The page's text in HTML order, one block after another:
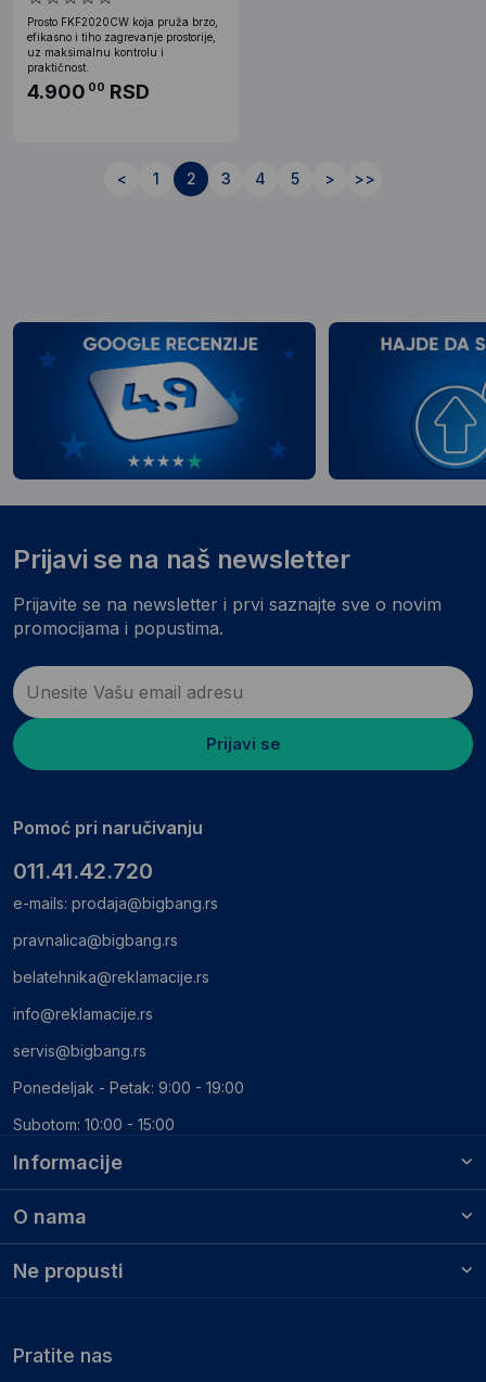
Prosto FKF2020CW koja pruža brzo,
efikasno i tiho zagrevanje prostorije,
uz maksimalnu kontrolu i
praktičnost.
4.900 00 RSD
< 1 2 3 4 5 > >>
Informacije
O nama
Ne propusti
Prijavi se na naš newsletter
Prijavite se na newsletter i prvi saznajte sve o novim
promocijama i popustima.
Prijavi se
Pomoć pri naručivanju
011.41.42.720
e-mails: prodaja@bigbang.rs
pravnalica@bigbang.rs
belatehnika@reklamacije.rs
info@reklamacije.rs
servis@bigbang.rs
Ponedeljak - Petak: 9:00 - 19:00
Subotom: 10:00 - 15:00
Pratite nas